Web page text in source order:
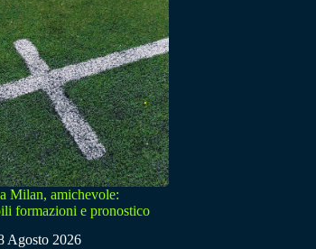
Milan, amichevole:
formazioni e pronostico
Agosto 2026